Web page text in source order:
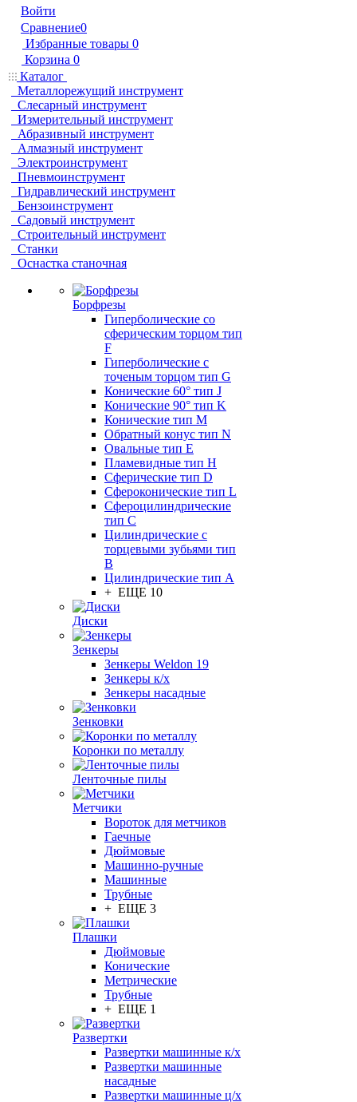
Войти
Сравнение0
Избранные товары 0
Корзина 0
Каталог
Металлорежущий инструмент
Слесарный инструмент
Измерительный инструмент
Абразивный инструмент
Алмазный инструмент
Электроинструмент
Пневмоинструмент
Гидравлический инструмент
Бензоинструмент
Садовый инструмент
Строительный инструмент
Станки
Оснастка станочная
Борфрезы
Гиперболические cо
сферическим торцом тип
F
Гиперболические с
точеным торцом тип G
Конические 60° тип J
Конические 90° тип K
Конические тип M
Обратный конус тип N
Овальные тип E
Пламевидные тип H
Сферические тип D
Сфероконические тип L
Сфероцилиндрические
тип C
Цилиндрические с
торцевыми зубьями тип
B
Цилиндрические тип А
+ ЕЩЕ 10
Диски
Зенкеры
Зенкеры Weldon 19
Зенкеры к/х
Зенкеры насадные
Зенковки
Коронки по металлу
Ленточные пилы
Метчики
Вороток для метчиков
Гаечные
Дюймовые
Машинно-ручные
Машинные
Трубные
+ ЕЩЕ 3
Плашки
Дюймовые
Конические
Метрические
Трубные
+ ЕЩЕ 1
Развертки
Развертки машинные к/х
Развертки машинные
насадные
Развертки машинные ц/х